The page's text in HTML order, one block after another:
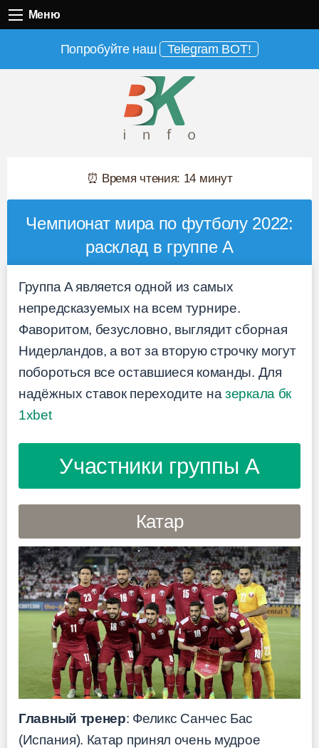
Меню
Попробуйте наш Telegram BOT!
⏰ Время чтения: 14 минут
Чемпионат мира по футболу 2022:
расклад в группе A
Группа A является одной из самых
непредсказуемых на всем турнире.
Фаворитом, безусловно, выглядит сборная
Нидерландов, а вот за вторую строчку могут
побороться все оставшиеся команды. Для
надёжных ставок переходите на зеркала бк
1xbet
Участники группы A
Катар
Главный тренер: Феликс Санчес Бас
(Испания). Катар принял очень мудрое